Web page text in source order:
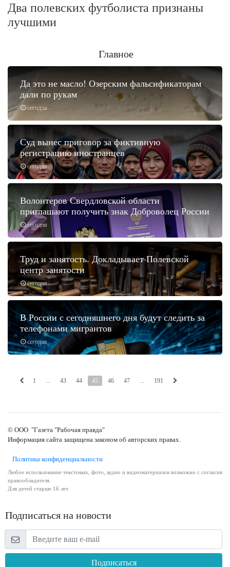
Два полевских футболиста признаны
лучшими
Главное
сегодня
Да это не масло! Озерским фальсификаторам
дали по рукам
сегодня
Суд вынес приговор за фиктивную
регистрацию иностранцев
сегодня
Волонтеров Свердловской области
приглашают получить знак Доброволец России
сегодня
Труд и занятость. Докладывает Полевской
центр занятости
сегодня
В России с сегодняшнего дня будут следить за
телефонами мигрантов
1 ... 43 44 45 46 47 ... 191
© ООО "Газета "Рабочая правда"
Информация сайта защищена законом об авторских правах.
Политика конфиденциальности
Любое использование текстовых, фото, аудио и видеоматериалов возможно с согласия
правообладателя.
Для детей старше 16 лет.
Подписаться на новости
Подписаться